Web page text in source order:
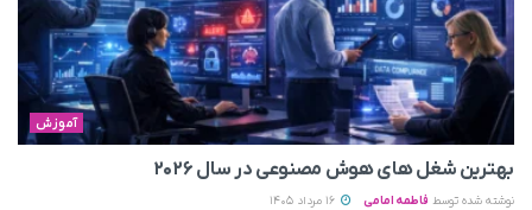
آموزش
بهترین شغل های هوش مصنوعی در سال ۲۰۲۶
نوشته شده توسط فاطمه امامی